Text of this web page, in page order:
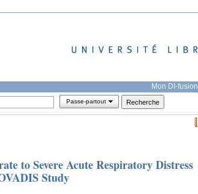
Mon DI-fusion
Passe-partout
to Severe Acute Respiratory Distress
Study